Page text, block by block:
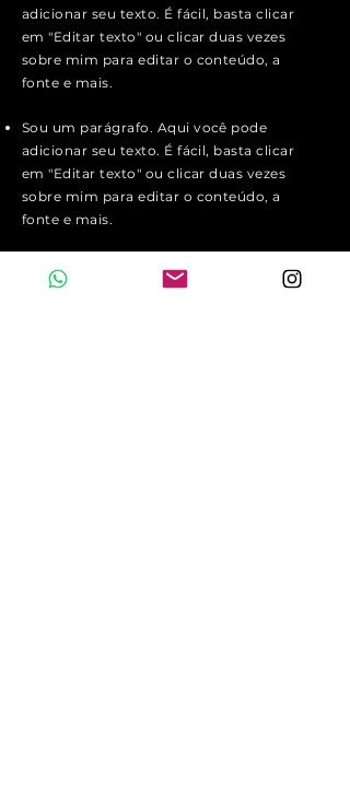
adicionar seu texto. É fácil, basta clicar
em "Editar texto" ou clicar duas vezes
sobre mim para editar o conteúdo, a
fonte e mais.
Sou um parágrafo. Aqui você pode
adicionar seu texto. É fácil, basta clicar
em "Editar texto" ou clicar duas vezes
sobre mim para editar o conteúdo, a
fonte e mais.
Sou um parágrafo. Clique aqui para
adicionar seu texto. Sou um ótimo lugar